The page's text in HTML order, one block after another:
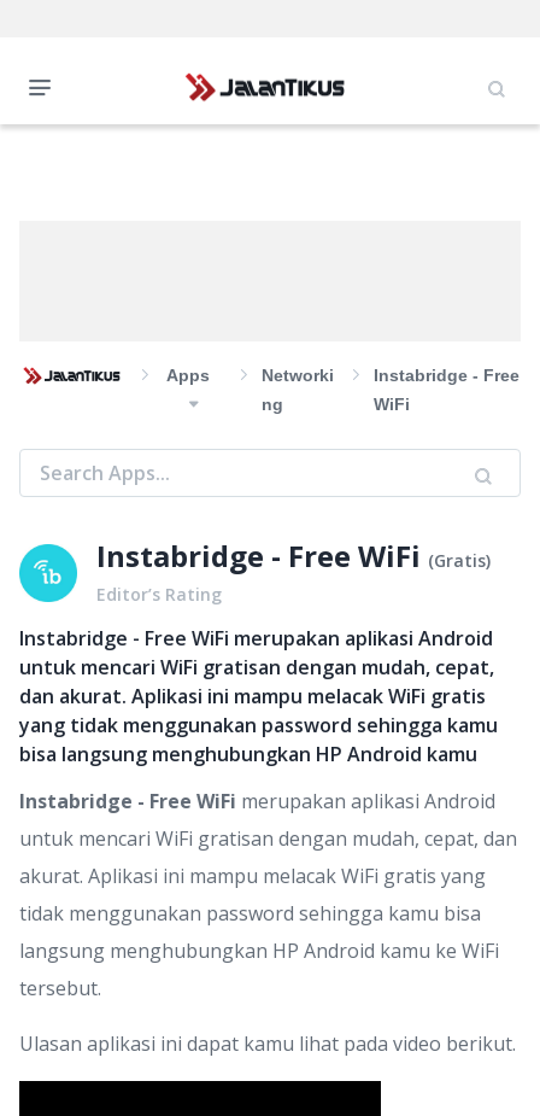
Apps
Networki
Ng
Instabridge - Free
WiFi
Instabridge - Free WiFi (Gratis)
Editor’s Rating
Instabridge - Free WiFi merupakan aplikasi Android
untuk mencari WiFi gratisan dengan mudah, cepat,
dan akurat. Aplikasi ini mampu melacak WiFi gratis
yang tidak menggunakan password sehingga kamu
bisa langsung menghubungkan HP Android kamu
Instabridge - Free WiFi merupakan aplikasi Android
untuk mencari WiFi gratisan dengan mudah, cepat, dan
akurat. Aplikasi ini mampu melacak WiFi gratis yang
tidak menggunakan password sehingga kamu bisa
langsung menghubungkan HP Android kamu ke WiFi
tersebut.
Ulasan aplikasi ini dapat kamu lihat pada video berikut.